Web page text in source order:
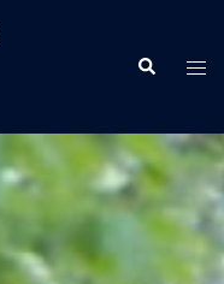
Suche